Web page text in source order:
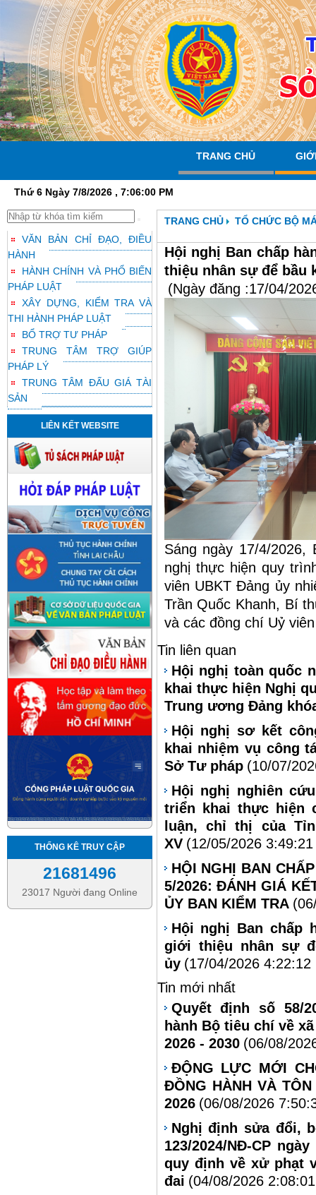
TRANG CHỦ
Thứ 6 Ngày 7/8/2026 , 7:06:01 PM
VĂN BẢN CHỈ ĐẠO, ĐIỀU
HÀNH
HÀNH CHÍNH VÀ PHỔ BIẾN
PHÁP LUẬT
XÂY DỰNG, KIỂM TRA VÀ
THI HÀNH PHÁP LUẬT
BỔ TRỢ TƯ PHÁP
TRUNG TÂM TRỢ GIÚP
PHÁP LÝ
TRUNG TÂM ĐẤU GIÁ TÀI
SẢN
LIÊN KẾT WEBSITE
THỐNG KÊ TRUY CẬP
21681496
23017 Người đang Online
TRANG CHỦ TỔ CHỨC BỘ
Hội nghị Ban chấp
thiệu nhân sự để bầu
(Ngày đăng :17/04/
Sáng ngày 17/4/
nghị thực hiện quy
viên UBKT Đảng ủy
Trần Quốc Khanh, Bí
và các đồng chí Uỷ
Tin liên quan
Hội nghị toàn quốc
khai thực hiện Nghị
Trung ương Đảng
Hội nghị sơ kết
khai nhiệm vụ công
Sở Tư pháp (10/07/
Hội nghị nghiên
triển khai thực hiện
luận, chỉ thị của
XV (12/05/2026 3:49:21
HỘI NGHỊ BAN
5/2026: ĐÁNH GIÁ
ỦY BAN KIỂM TRA
Hội nghị Ban chấp
giới thiệu nhân sự
ủy (17/04/2026 4:22:12
Tin mới nhất
Quyết định số 58/
hành Bộ tiêu chí về
2026 - 2030 (06/08/
ĐỘNG LỰC MỚI
ĐỒNG HÀNH VÀ
2026 (06/08/2026
Nghị định sửa đổi,
123/2024/NĐ-CP
quy định về xử phạt
đai (04/08/2026